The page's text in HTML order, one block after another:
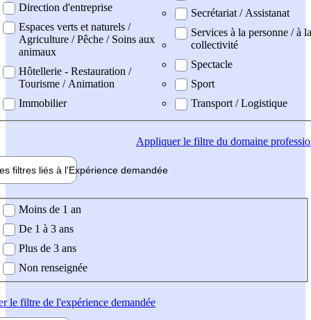
Direction d'entreprise
Espaces verts et naturels /
Agriculture / Pêche / Soins aux
animaux
Hôtellerie - Restauration /
Tourisme / Animation
Immobilier
Secrétariat / Assistanat
Services à la personne / à la
collectivité
Spectacle
Sport
Transport / Logistique
Appliquerle filtre du domaine
filtres liés à l'Expérience demandée
demandée
Moins de 1 an
De 1 à 3 ans
Plus de 3 ans
Non renseignée
le filtre de l'expérience demandée